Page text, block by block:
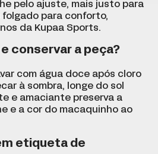
pelo ajuste, mais justo para
folgado para conforto,
da Kupaa Sports.
conservar a peça?
com água doce após cloro
à sombra, longe do sol
e amaciante preserva a
e a cor do macaquinho ao
etiqueta de